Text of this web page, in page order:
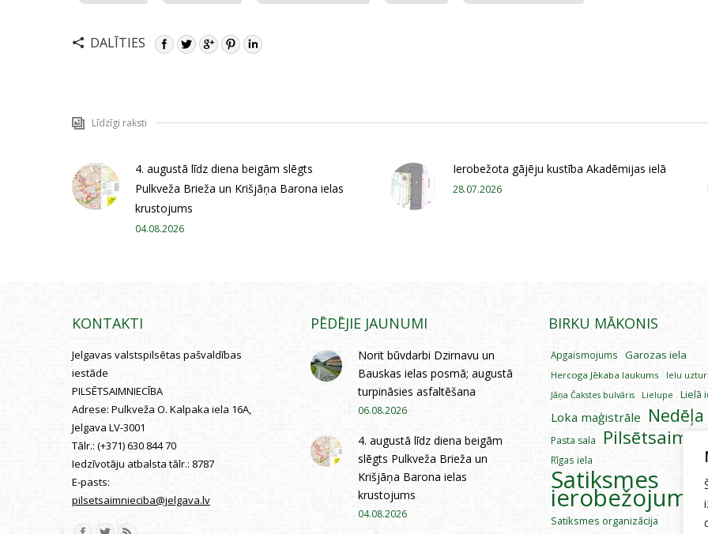
DALĪTIES
Līdzīgi raksti
4. augustā līdz diena beigām slēgts
Pulkveža Brieža un Krišjāņa Barona ielas
krustojums
04.08.2026
Ierobežota gājēju kustība Akadēmijas ielā
28.07.2026
KONTAKTI
Jelgavas valstspilsētas pašvaldības
iestāde
PILSĒTSAIMNIECĪBA
Adrese: Pulkveža O. Kalpaka iela 16A,
Jelgava LV-3001
Tālr.: (+371) 630 844 70
Iedzīvotāju atbalsta tālr.: 8787
E-pasts:
pilsetsaimnieciba@jelgava.lv
Find us on:
PĒDĒJIE JAUNUMI
Norit būvdarbi Dzirnavu un
Bauskas ielas posmā; augustā
turpināsies asfaltēšana
06.08.2026
4. augustā līdz diena beigām
slēgts Pulkveža Brieža un
Krišjāņa Barona ielas
krustojums
04.08.2026
BIRKU MĀKONIS
Apgaismojums Garozas iela
Hercoga Jēkaba laukums Ielu
Jāņa Čakstes bulvāris Lielupe Lielā
Loka maģistrāle Nedēļa
Pasta sala
Rīgas iela
Satiksmes
ierobežojumi
Satiksmes organizācija